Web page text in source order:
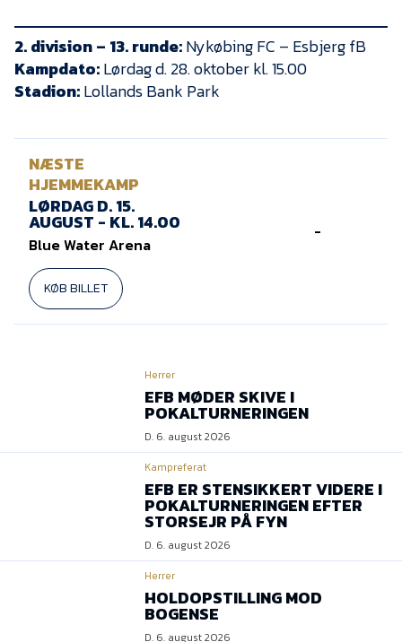
2. division – 13. runde:Nykøbing FC – Esbjerg fB
Kampdato:Lørdag d. 28. oktober kl. 15.00
Stadion:Lollands Bank Park
NÆSTE
HJEMMEKAMP
LØRDAG D. 15.
AUGUST - KL. 14.00
Blue Water Arena
KØB BILLET
-
Herrer
EFB MØDER SKIVE I
POKALTURNERINGEN
D. 6. august 2026
Kampreferat
EFB ER STENSIKKERT VIDERE I
POKALTURNERINGEN EFTER
STORSEJR PÅ FYN
D. 6. august 2026
Herrer
HOLDOPSTILLING MOD
BOGENSE
D. 6. august 2026